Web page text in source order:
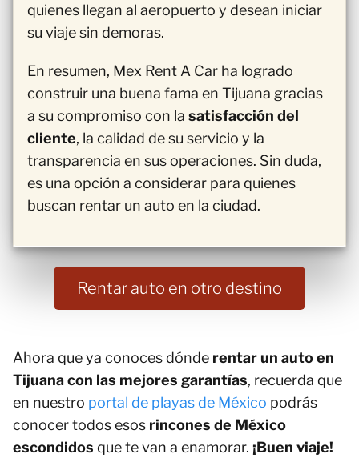
quienes llegan al aeropuerto y desean iniciar
su viaje sin demoras.
En resumen, Mex Rent A Car ha logrado
construir una buena fama en Tijuana gracias
a su compromiso con la satisfacción del
cliente, la calidad de su servicio y la
transparencia en sus operaciones. Sin duda,
es una opción a considerar para quienes
buscan rentar un auto en la ciudad.
Rentar auto en otro destino
Ahora que ya conoces dónde rentar un auto en
Tijuana con las mejores garantías, recuerda que
en nuestro portal de playas de México podrás
conocer todos esos rincones de México
escondidos que te van a enamorar. ¡Buen viaje!